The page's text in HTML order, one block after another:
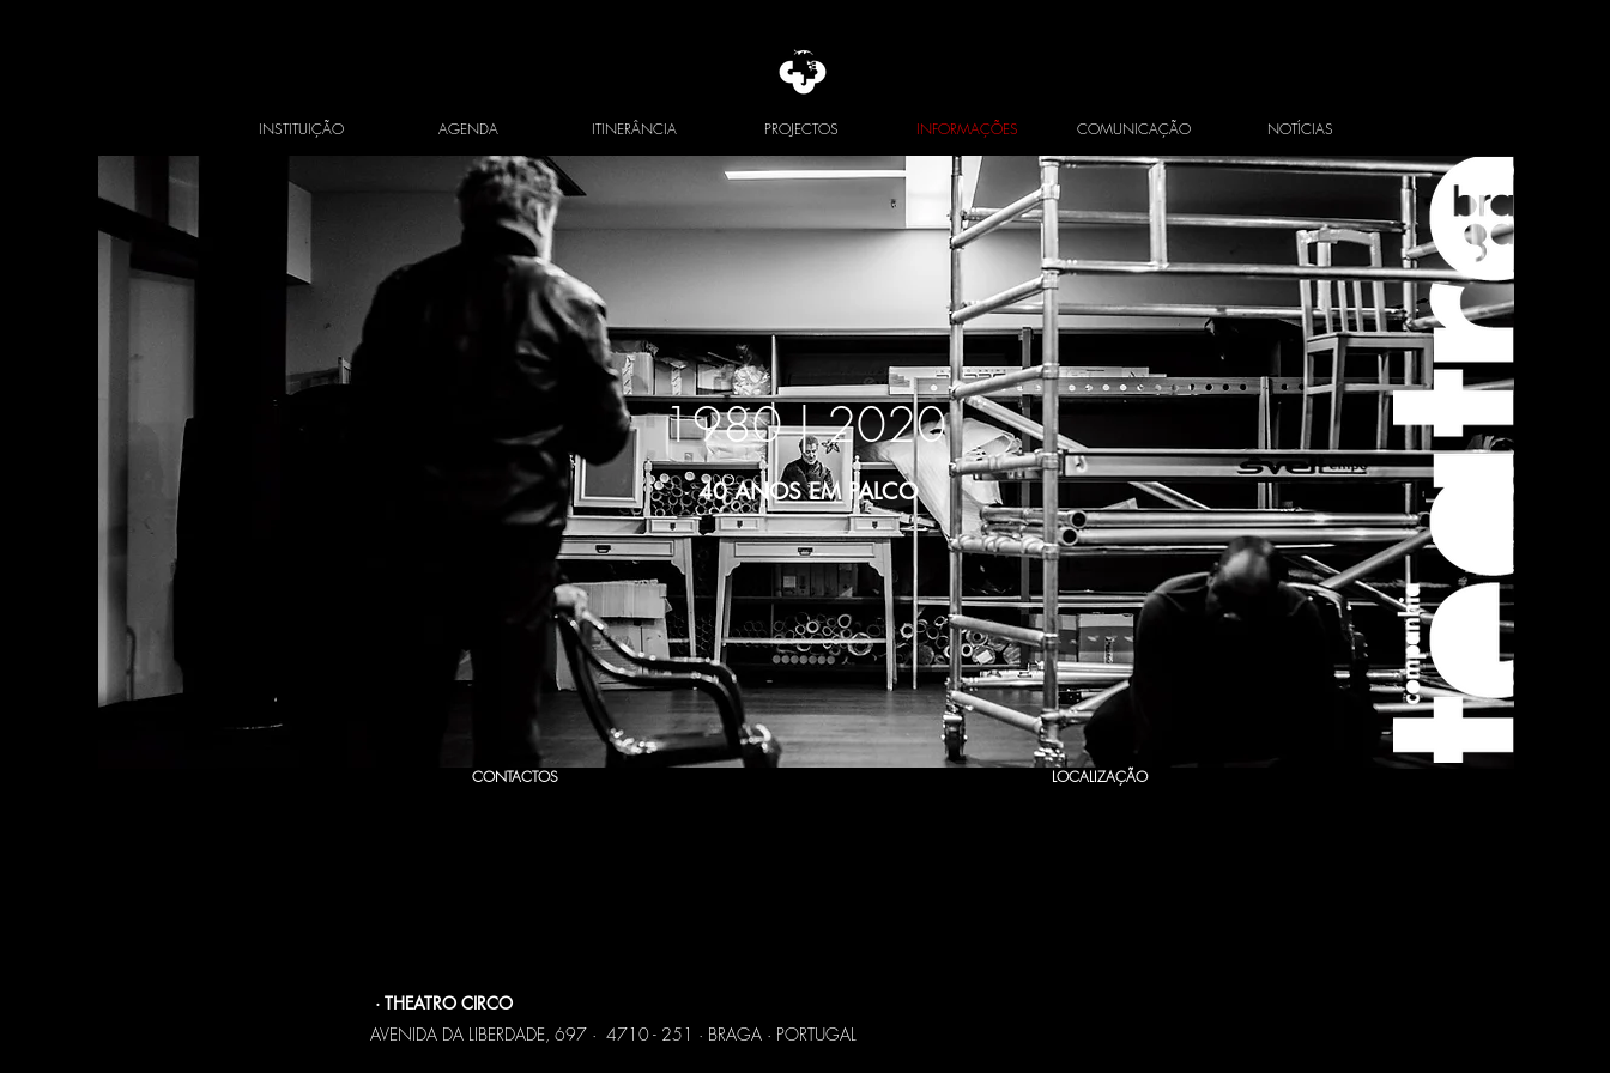
INSTITUIÇÃO AGENDA ITINERÂNCIA PROJECTOS INFORMAÇÕES COMUNICAÇÃO NOTÍCIAS
1980 |2020
40 ANOS EM PALCO
CONTACTOS LOCALIZAÇÃO
· THEATRO CIRCO
AVENIDA DA LIBERDADE, 697 · 4710 - 251 · BRAGA · PORTUGAL